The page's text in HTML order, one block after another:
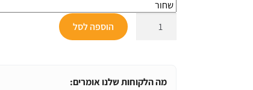
סוללה
הוספה לסל
מה הלקוחות שלנו אומרים: